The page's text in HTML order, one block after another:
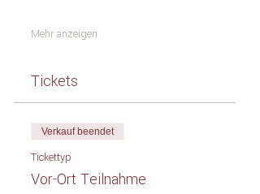
Mehr anzeigen
Tickets
Verkauf beendet
Tickettyp
Vor-Ort Teilnahme